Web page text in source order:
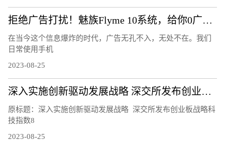
拒绝广告打扰！魅族Flyme 10系统，给你0广告的清爽体验！
在当今这个信息爆炸的时代，广告无孔不入，无处不在。我们
日常使用手机
2023-08-25
深入实施创新驱动发展战略 深交所发布创业板战略科技指数
原标题：深入实施创新驱动发展战略 深交所发布创业板战略科
技指数8
2023-08-25